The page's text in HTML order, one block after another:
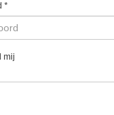
*
mij